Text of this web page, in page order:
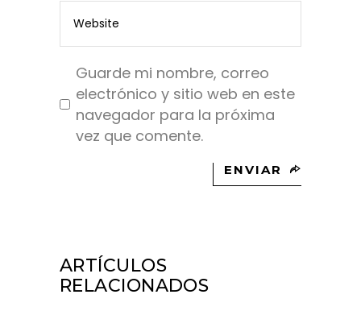
Guarde mi nombre, correo
electrónico y sitio web en este
navegador para la próxima
vez que comente.
ENVIAR
ARTÍCULOS
RELACIONADOS